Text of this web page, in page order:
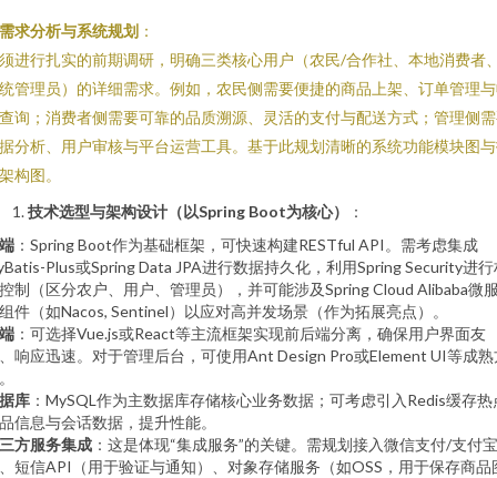
需求分析与系统规划 ：
进行扎实的前期调研，明确三类核心用户（农民/合作社、本地消费者
管理员）的详细需求。例如，农民侧需要便捷的商品上架、订单管理
询；消费者侧需要可靠的品质溯源、灵活的支付与配送方式；管理侧
分析、用户审核与平台运营工具。基于此规划清晰的系统功能模块图
构图。
技术选型与架构设计（以Spring Boot为核心）
：
：Spring Boot作为基础框架，可快速构建RESTful API。需考虑集成
Plus或Spring Data JPA进行数据持久化，利用Spring Security进行
制（区分农户、用户、管理员），并可能涉及Spring Cloud Alibaba微
件（如Nacos, Sentinel）以应对高并发场景（作为拓展亮点）。
：可选择Vue.js或React等主流框架实现前后端分离，确保用户界面友
响应迅速。对于管理后台，可使用Ant Design Pro或Element UI等成熟
库 ：MySQL作为主数据库存储核心业务数据；可考虑引入Redis缓存热
信息与会话数据，提升性能。
方服务集成 ：这是体现“集成服务”的关键。需规划接入微信支付/支付
短信API（用于验证与通知）、对象存储服务（如OSS，用于保存商品